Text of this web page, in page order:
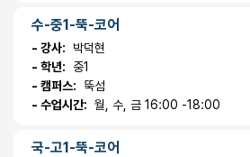
수-중1-뚝-코어
- 강사:
박덕현
- 학년:
중1
- 캠퍼스:
뚝섬
- 수업시간: 월, 수, 금 16:00 -18:00
국-고1-뚝-코어